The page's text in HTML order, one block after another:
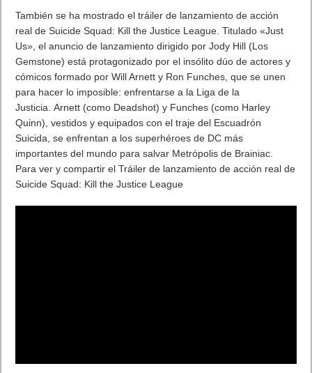
También se ha mostrado el tráiler de lanzamiento de acción
real de Suicide Squad: Kill the Justice League. Titulado «Just
Us», el anuncio de lanzamiento dirigido por Jody Hill (Los
Gemstone) está protagonizado por el insólito dúo de actores y
cómicos formado por Will Arnett y Ron Funches, que se unen
para hacer lo imposible: enfrentarse a la Liga de la
Justicia. Arnett (como Deadshot) y Funches (como Harley
Quinn), vestidos y equipados con el traje del Escuadrón
Suicida, se enfrentan a los superhéroes de DC más
importantes del mundo para salvar Metrópolis de Brainiac.
Para ver y compartir el Tráiler de lanzamiento de acción real de
Suicide Squad: Kill the Justice League